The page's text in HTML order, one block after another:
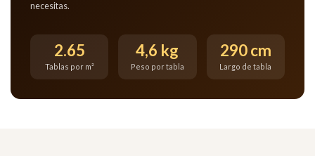
necesitas.
2.65
Tablas por m²
4,6 kg
Peso por tabla
290 cm
Largo de tabla